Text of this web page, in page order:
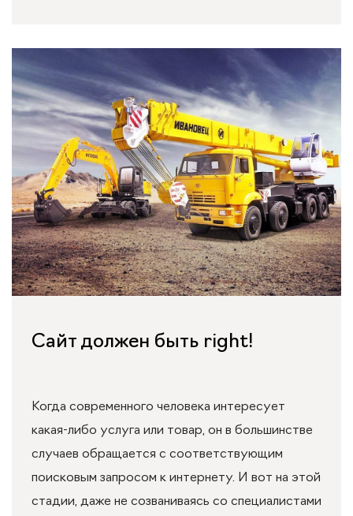
Сайт должен быть right!
Когда современного человека интересует
какая-либо услуга или товар, он в большинстве
случаев обращается с соответствующим
поисковым запросом к интернету. И вот на этой
стадии, даже не созваниваясь со специалистами